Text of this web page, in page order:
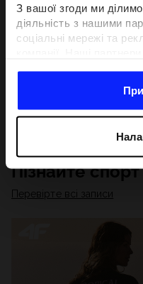
З вашої згоди ми
діяльність з нашими
соціальні мережі та
отримують у
послуг.З вашої згоди
з метою націлювання
відповідної онлайн-
відповідності вмісту
пропонують наші
мережі). Детальну
Пізнайте
Перевірте всі записи